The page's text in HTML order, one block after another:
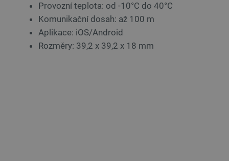
Provozní teplota: od -10°C do 40°C
Komunikační dosah: až 100 m
Aplikace: iOS/Android
Rozměry: 39,2 x 39,2 x 18 mm